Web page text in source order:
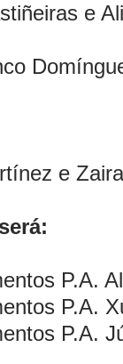
e
e
P.A.
P.A.
P.A.